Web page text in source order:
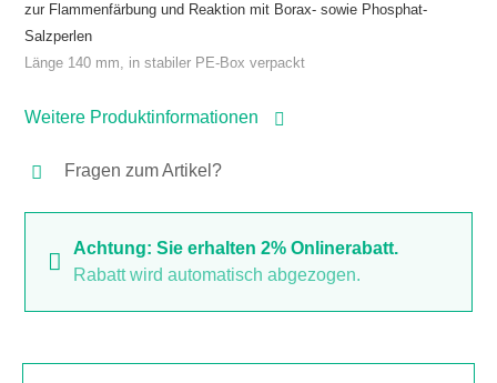
zur Flammenfärbung und Reaktion mit Borax- sowie Phosphat-
Salzperlen
Länge 140 mm, in stabiler PE-Box verpackt
Weitere Produktinformationen
Fragen zum Artikel?
Achtung: Sie erhalten 2% Onlinerabatt.
Rabatt wird automatisch abgezogen.